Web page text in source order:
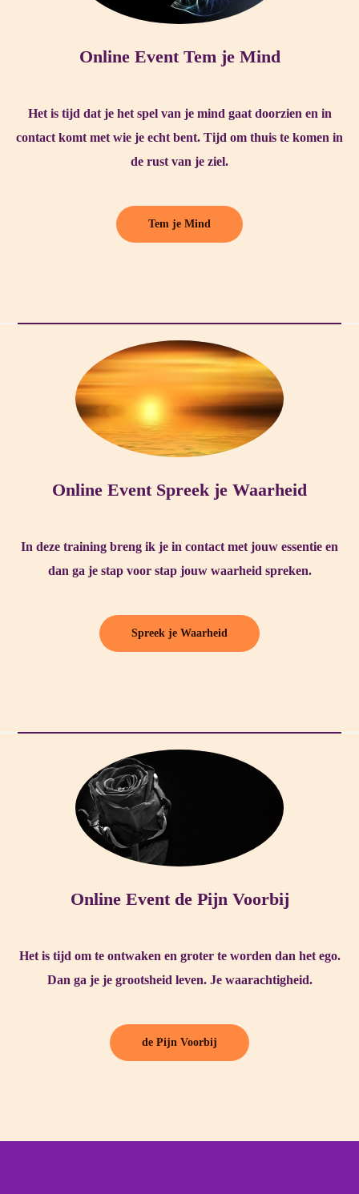
Online Event Tem je Mind
Het is tijd dat je het spel van je mind gaat doorzien en in
contact komt met wie je echt bent. Tijd om thuis te komen in
de rust van je ziel.
Tem je Mind
Online Event Spreek je Waarheid
In deze training breng ik je in contact met jouw essentie en
dan ga je stap voor stap jouw waarheid spreken.
Spreek je Waarheid
Online Event de Pijn Voorbij
Het is tijd om te ontwaken en groter te worden dan het ego.
Dan ga je je grootsheid leven. Je waarachtigheid.
de Pijn Voorbij